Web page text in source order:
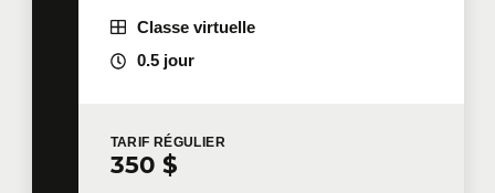
Classe virtuelle
0.5 jour
TARIF RÉGULIER
350 $